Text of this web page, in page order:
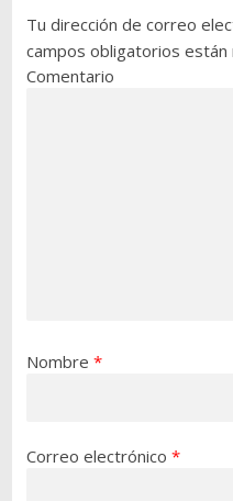
Tu dirección de correo
campos obligatorios están
Comentario
Nombre *
Correo electrónico *